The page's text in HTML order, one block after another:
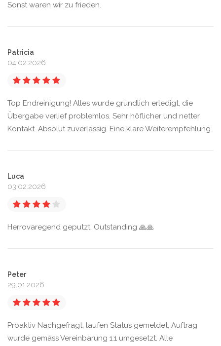
Sonst waren wir zu frieden.
Patricia
04.02.2026
Top Endreinigung! Alles wurde gründlich erledigt, die
Übergabe verlief problemlos. Sehr höflicher und netter
Kontakt. Absolut zuverlässig. Eine klare Weiterempfehlung.
Luca
03.02.2026
Herrovaregend geputzt, Outstanding 🙏🙏
Peter
29.01.2026
Proaktiv Nachgefragt, laufen Status gemeldet, Auftrag
wurde gemäss Vereinbarung 1:1 umgesetzt. Alle